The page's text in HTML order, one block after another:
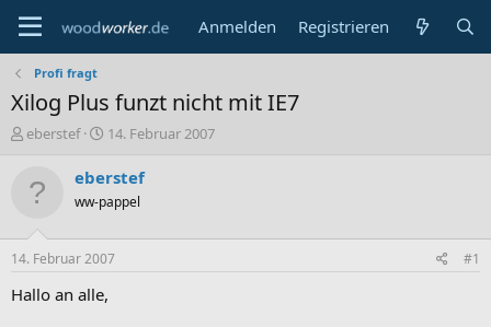
Anmelden Registrieren
Profi fragt
Xilog Plus funzt nicht mit IE7
E
t
e
r
eberstef
E
s
e
l
t
14. Februar 2007
eberstef
ww-pappel
14. Februar 2007 #1
Hallo an alle,